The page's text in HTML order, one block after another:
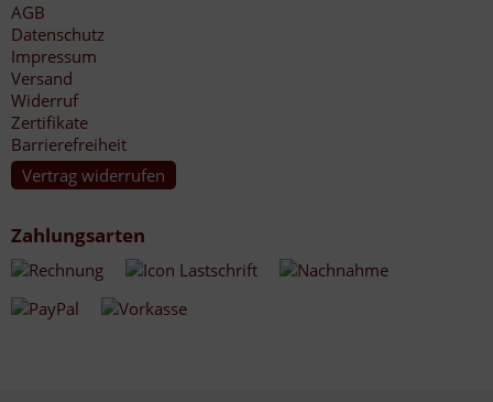
AGB
Datenschutz
Impressum
Versand
Widerruf
Zertifikate
Barrierefreiheit
Vertrag widerrufen
Zahlungsarten